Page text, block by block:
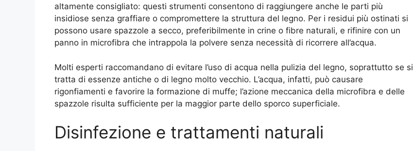
altamente consigliato: questi strumenti consentono di raggiungere anche le parti più
insidiose senza graffiare o compromettere la struttura del legno. Per i residui più ostinati si
possono usare spazzole a secco, preferibilmente in crine o fibre naturali, e rifinire con un
panno in microfibra che intrappola la polvere senza necessità di ricorrere all’acqua.
Molti esperti raccomandano di evitare l’uso di acqua nella pulizia del legno, soprattutto se si
tratta di essenze antiche o di legno molto vecchio. L’acqua, infatti, può causare
rigonfiamenti e favorire la formazione di muffe; l’azione meccanica della microfibra e delle
spazzole risulta sufficiente per la maggior parte dello sporco superficiale.
Disinfezione e trattamenti naturali